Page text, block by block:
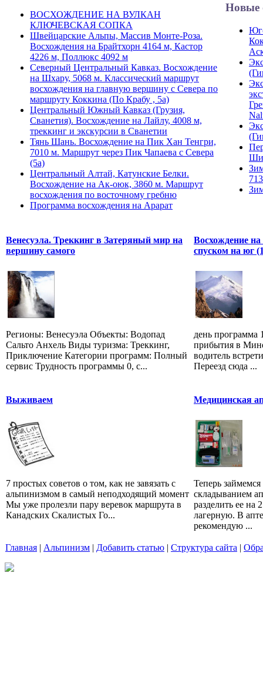
ВОСХОЖДЕНИЕ НА ВУЛКАН
КЛЮЧЕВСКАЯ СОПКА
Швейцарские Альпы, Массив Монте-Роза.
Восхождения на Брайтхорн 4164 м, Кастор
4226 м, Поллюкс 4092 м
Северный Центральный Кавказ. Восхождение
на Шхару, 5068 м. Классический маршрут
восхождения на главную вершину с Севера по
маршруту Коккина (По Крабу , 5а)
Центральный Южный Кавказ (Грузия,
Сванетия). Восхождение на Лайлу, 4008 м,
треккинг и экскурсии в Сванетии
Тянь Шань. Восхождение на Пик Хан Тенгри,
7010 м. Маршрут через Пик Чапаева с Севера
(5а)
Центральный Алтай, Катунские Белки.
Восхождение на Ак-оюк, 3860 м. Маршрут
восхождения по восточному гребню
Программа восхождения на Арарат
Новые
Венесуэла. Треккинг в Затеряный мир на
вершину самого
Регионы: Венесуэла Объекты: Водопад
Сальто Анхель Виды туризма: Треккинг,
Приключение Категории программ: Полный
сервис Трудность программы 0, с...
Восхождение на
спуском на юг
день программа
прибытия в
водитель
Переезд сюда ...
Выживаем
7 простых советов о том, как не завязать с
альпинизмом в самый неподходящий момент
Мы уже пролезли пару веревок маршрута в
Канадских Скалистых Го...
Медицинская
Теперь
складыванием
разделить ее на
лагерную. В
рекомендую ...
Главная | Альпинизм | Добавить статью | Структура сайта |